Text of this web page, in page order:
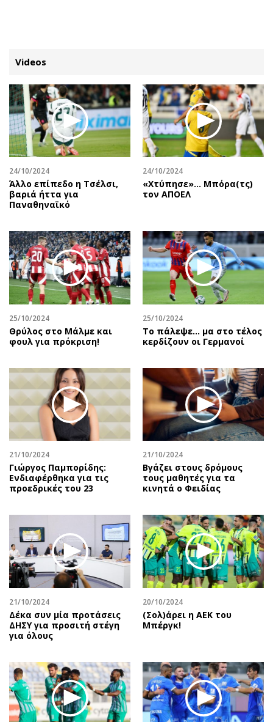
ΚΑΤΗΓΟΡΙΕΣ ΣΥΝΔΕΣΗ
Κύπρος
Παιδεία
Υγεία
Πολιτική
Βουλευτικές 2026
Προεδρικές 2023
Δημοσκοπήσεις
Διπλωματία
Αθλητισμός
Κύπρος
Ελλάδα
Διεθνή
Οικονομική
Οικονομία
Real Estate
Επιχειρήσεις
Αγορές
Money Review
AstroBank Properties
Ενέργεια
Ναυτιλία
Περιβάλλον
Ελλάδα
Κόσμος
Παράξενα
Πολιτισμός
Σινεμά
Μουσική
Εικαστικά
Βιβλίο
Απόψεις
Αρθρογραφία
The Hill
Υγεία
Αγγελίες
Πωλούνται
Ζητούν εργασία
Θέσεις εργασίας
Geek
Νέα
Κινητά-tablets
Social
Αφιερώματα
Πολιτική
Οικονομία
Γενικά
Αναδρομές
Πρόσωπα
Περιβάλλον
Γυναίκα
Showbiz
Ταξίδια
Συνταγές
Έξοδος
Media
Εκπομπές
Uncut
Προσφορές
Προσωπικότητες στην ''Κ''
Videos
24/10/2024
Άλλο επίπεδο η Τσέλσι,
βαριά ήττα για
Παναθηναϊκό
24/10/2024
«Χτύπησε»… Μπόρα(τς)
τον ΑΠΟΕΛ
25/10/2024
Θρύλος στο Μάλμε και
φουλ για πρόκριση!
25/10/2024
Το πάλεψε... μα στο τέλος
κερδίζουν οι Γερμανοί
21/10/2024
Γιώργος Παμπορίδης:
Ενδιαφέρθηκα για τις
προεδρικές του 23
21/10/2024
Βγάζει στους δρόμους
τους μαθητές για τα
κινητά ο Φειδίας
21/10/2024
Δέκα συν μία προτάσεις
ΔΗΣΥ για προσιτή στέγη
για όλους
20/10/2024
(Σολ)άρει η ΑΕΚ του
Μπέργκ!